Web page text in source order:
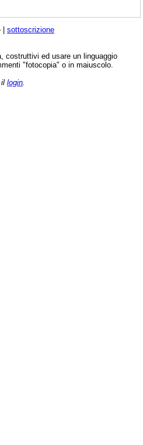
| sottoscrizione
costruttivi ed usare un linguaggio
"fotocopia" o in maiuscolo.
il login